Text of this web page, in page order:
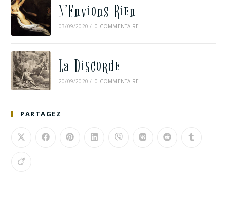
N’Envions Rien
03/09/2020 / 0 COMMENTAIRE
La Discorde
20/09/2020 / 0 COMMENTAIRE
PARTAGEZ